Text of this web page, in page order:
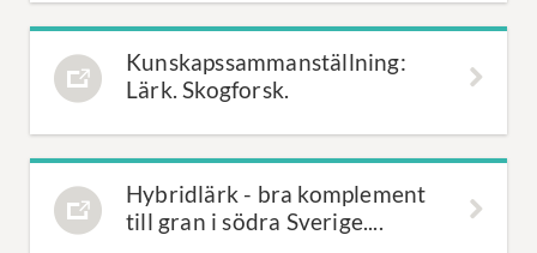
Kunskapssammanställning:
Lärk. Skogforsk.
Hybridlärk - bra komplement
till gran i södra Sverige....